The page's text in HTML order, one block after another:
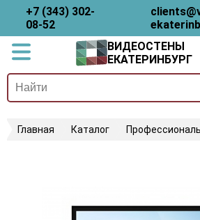
+7 (343) 302-
08-52
ВИДЕОСТЕНЫ
ЕКАТЕРИНБУРГ
Главная Каталог